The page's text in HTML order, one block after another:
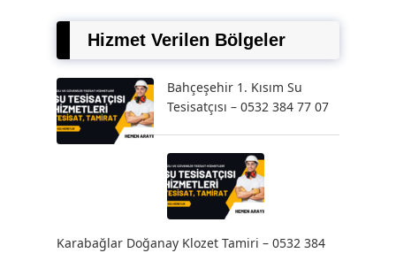
Hizmet Verilen Bölgeler
Bahçeşehir 1. Kısım Su
Tesisatçısı – 0532 384 77 07
Karabağlar Doğanay Klozet Tamiri – 0532 384